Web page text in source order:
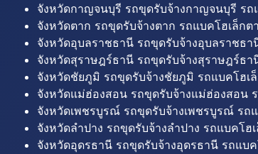
จังหวัดกาญจนบุรี รถขุดรับจ้างกาญจนบุรี ร
จังหวัดตาก รถขุดรับจ้างตาก รถแบคโฮเล็ก
จังหวัดอุบลราชธานี รถขุดรับจ้างอุบลราชธ
จังหวัดสุราษฎร์ธานี รถขุดรับจ้างสุราษฎร์ธ
จังหวัดชัยภูมิ รถขุดรับจ้างชัยภูมิ รถแบคโฮ
จังหวัดแม่ฮ่องสอน รถขุดรับจ้างแม่ฮ่องสอน
จังหวัดเพชรบูรณ์ รถขุดรับจ้างเพชรบูรณ์ ร
จังหวัดลำปาง รถขุดรับจ้างลำปาง รถแบคโฮ
จังหวัดอุดรธานี รถขุดรับจ้างอุดรธานี รถแบ